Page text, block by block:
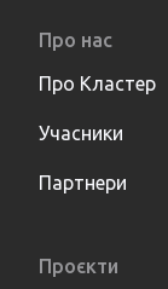
Про нас
Про Кластер
Учасники
Партнери
Проєкти